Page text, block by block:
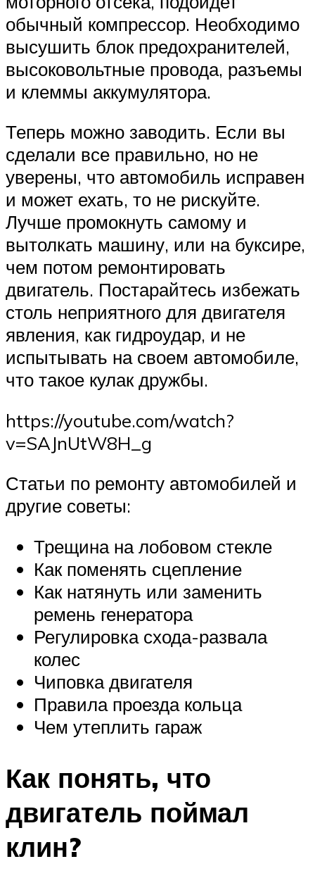
обычный компрессор. Необходимо
высушить блок предохранителей,
высоковольтные провода, разъемы
и клеммы аккумулятора.
Теперь можно заводить. Если вы
сделали все правильно, но не
уверены, что автомобиль исправен
и может ехать, то не рискуйте.
Лучше промокнуть самому и
вытолкать машину, или на буксире,
чем потом ремонтировать
двигатель. Постарайтесь избежать
столь неприятного для двигателя
явления, как гидроудар, и не
испытывать на своем автомобиле,
что такое кулак дружбы.
https://youtube.com/watch?
v=SAJnUtW8H_g
Статьи по ремонту автомобилей и
другие советы:
Трещина на лобовом стекле
Как поменять сцепление
Как натянуть или заменить
ремень генератора
Регулировка схода-развала
колес
Чиповка двигателя
Правила проезда кольца
Чем утеплить гараж
Как понять, что
двигатель поймал
клин?